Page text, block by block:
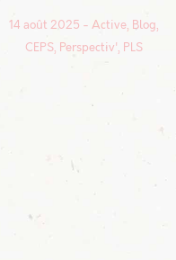
14 août 2025
Active, Blog,
CEPS, Perspectiv', PLS